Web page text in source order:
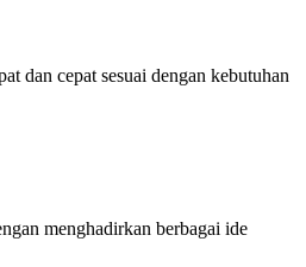
dan cepat sesuai dengan kebutuhan
menghadirkan berbagai ide